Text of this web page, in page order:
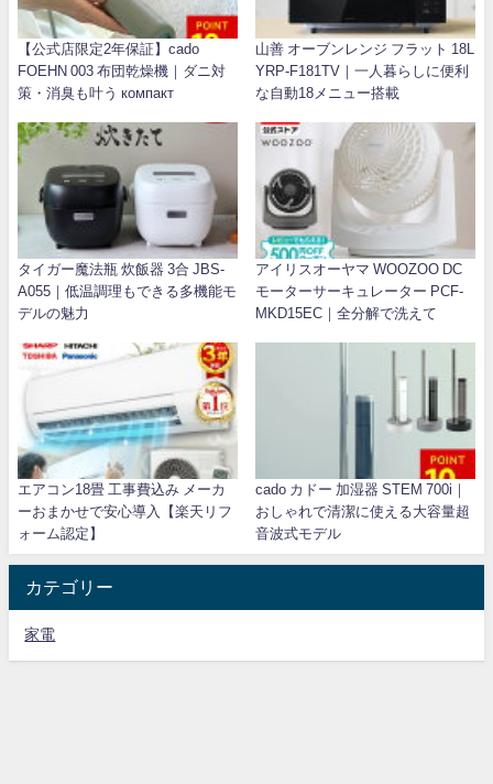
【公式店限定2年保証】cado
FOEHN 003 布団乾燥機｜ダニ対
策・消臭も叶う компакт
山善 オーブンレンジ フラット 18L
YRP-F181TV｜一人暮らしに便利
な自動18メニュー搭載
タイガー魔法瓶 炊飯器 3合 JBS-
A055｜低温調理もできる多機能モ
デルの魅力
アイリスオーヤマ WOOZOO DC
モーターサーキュレーター PCF-
MKD15EC｜全分解で洗えて
エアコン18畳 工事費込み メーカ
ーおまかせで安心導入【楽天リフ
ォーム認定】
cado カドー 加湿器 STEM 700i｜
おしゃれで清潔に使える大容量超
音波式モデル
カテゴリー
家電